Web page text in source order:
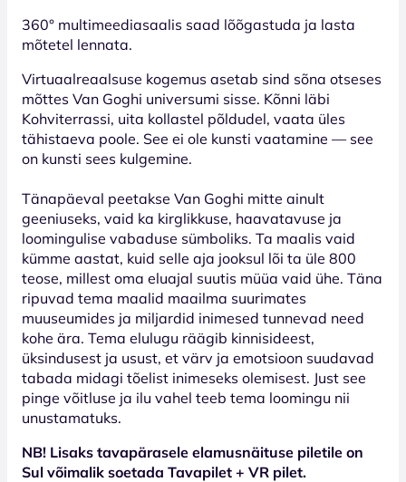
360° multimeediasaalis saad lõõgastuda ja lasta
mõtetel lennata.
Virtuaalreaalsuse kogemus asetab sind sõna otseses
mõttes Van Goghi universumi sisse. Kõnni läbi
Kohviterrassi, uita kollastel põldudel, vaata üles
tähistaeva poole. See ei ole kunsti vaatamine — see
on kunsti sees kulgemine.
Tänapäeval peetakse Van Goghi mitte ainult
geeniuseks, vaid ka kirglikkuse, haavatavuse ja
loomingulise vabaduse sümboliks. Ta maalis vaid
kümme aastat, kuid selle aja jooksul lõi ta üle 800
teose, millest oma eluajal suutis müüa vaid ühe. Täna
ripuvad tema maalid maailma suurimates
muuseumides ja miljardid inimesed tunnevad need
kohe ära. Tema elulugu räägib kinnisideest,
üksindusest ja usust, et värv ja emotsioon suudavad
tabada midagi tõelist inimeseks olemisest. Just see
pinge võitluse ja ilu vahel teeb tema loomingu nii
unustamatuks.
NB! Lisaks tavapärasele elamusnäituse piletile on
Sul võimalik soetada Tavapilet + VR pilet.